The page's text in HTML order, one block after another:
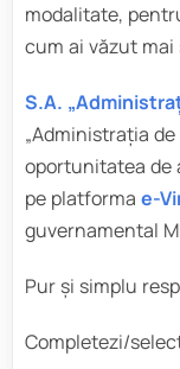
modalitate,
cum ai văzut
S.A.
„Administrația
oportunitatea de
pe platforma e-
guvernamental
Pur și simplu
Completezi/